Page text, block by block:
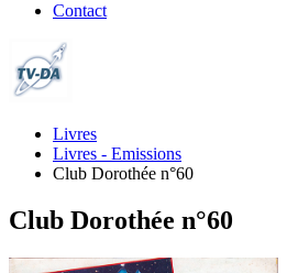
Contact
Livres
Livres - Emissions
Club Dorothée n°60
Club Dorothée n°60